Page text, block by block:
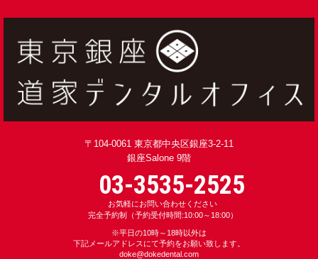
〒104-0061 東京都中央区銀座3-2-11
銀座Salone 9階
03-3535-2525
お気軽にお問い合わせください
完全予約制（予約受付時間:10:00～18:00）
※平日の10時～18時以外は
下記メールアドレスにて予約をお願い致します。
doke@dokedental.com